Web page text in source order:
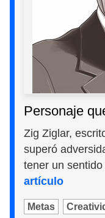
Personaje
Zig Ziglar,
superó
tener un
artículo
Metas